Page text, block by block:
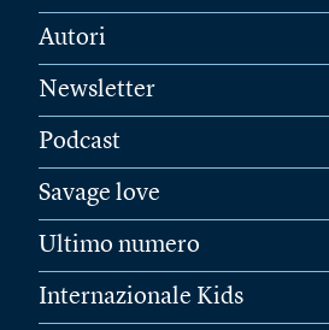
Autori
Newsletter
Podcast
Savage love
Ultimo numero
Internazionale Kids